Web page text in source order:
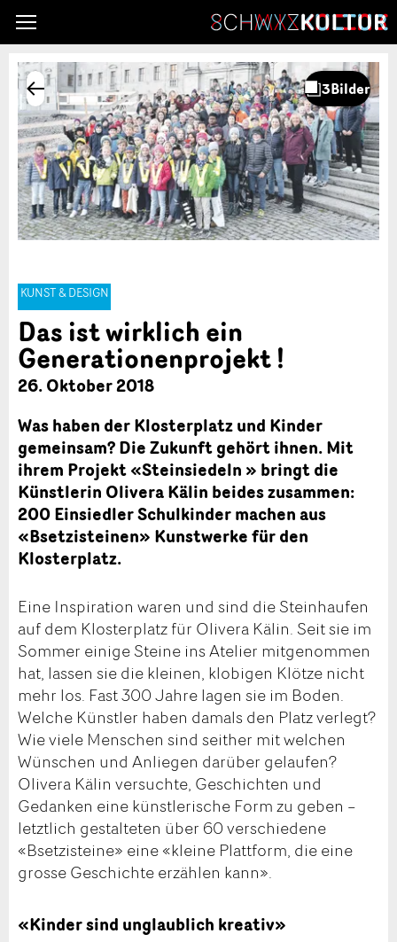
KUNST & DESIGN
Das ist wirklich ein
Generationenprojekt !
26. Oktober 2018
Was haben der Klosterplatz und Kinder
gemeinsam? Die Zukunft gehört ihnen. Mit
ihrem Projekt «Steinsiedeln » bringt die
Künstlerin Olivera Kälin beides zusammen:
200 Einsiedler Schulkinder machen aus
«Bsetzisteinen» Kunstwerke für den
Klosterplatz.
Eine Inspiration waren und sind die Steinhaufen
auf dem Klosterplatz für Olivera Kälin. Seit sie im
Sommer einige Steine ins Atelier mitgenommen
hat, lassen sie die kleinen, klobigen Klötze nicht
mehr los. Fast 300 Jahre lagen sie im Boden.
Welche Künstler haben damals den Platz verlegt?
Wie viele Menschen sind seither mit welchen
Wünschen und Anliegen darüber gelaufen?
Olivera Kälin versuchte, Geschichten und
Gedanken eine künstlerische Form zu geben –
letztlich gestalteten über 60 verschiedene
«Bsetzisteine» eine «kleine Plattform, die eine
grosse Geschichte erzählen kann».
«Kinder sind unglaublich kreativ»